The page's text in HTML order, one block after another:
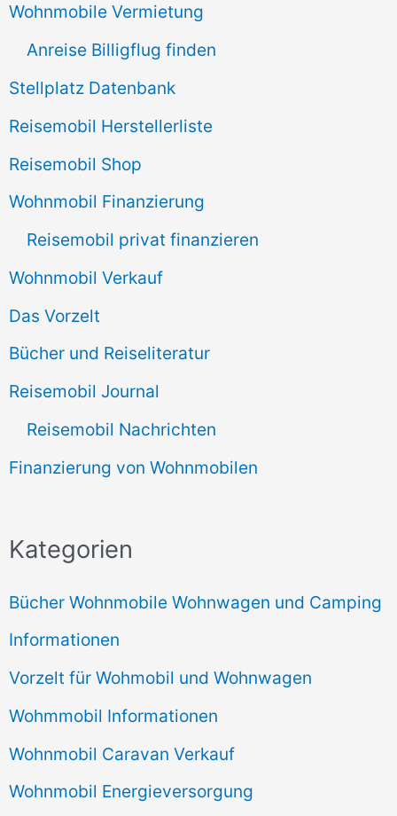
Wohnmobile Vermietung
Anreise Billigflug finden
Stellplatz Datenbank
Reisemobil Herstellerliste
Reisemobil Shop
Wohnmobil Finanzierung
Reisemobil privat finanzieren
Wohnmobil Verkauf
Das Vorzelt
Bücher und Reiseliteratur
Reisemobil Journal
Reisemobil Nachrichten
Finanzierung von Wohnmobilen
Kategorien
Bücher Wohnmobile Wohnwagen und Camping
Informationen
Vorzelt für Wohmobil und Wohnwagen
Wohmmobil Informationen
Wohnmobil Caravan Verkauf
Wohnmobil Energieversorgung